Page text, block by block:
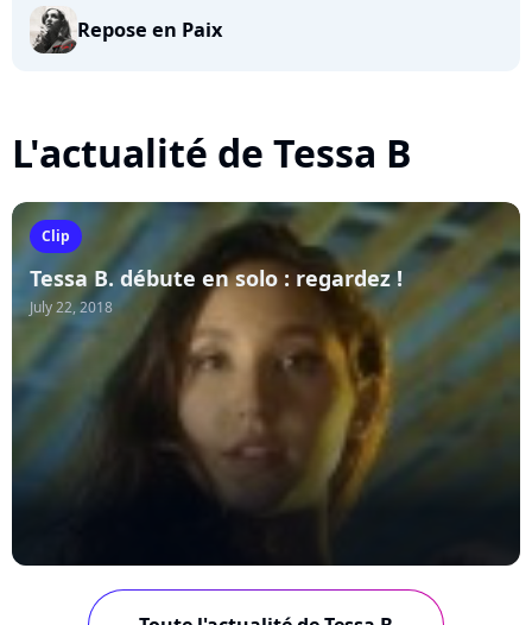
Repose en Paix
L'actualité de Tessa B
Clip
Tessa B. débute en solo : regardez !
July 22, 2018